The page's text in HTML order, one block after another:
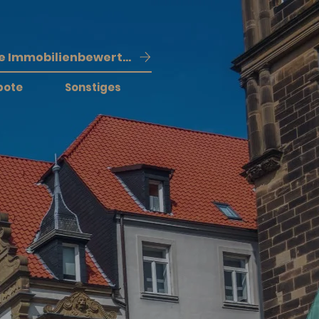
Kostenlose Immobilienbewertung
Sonstiges